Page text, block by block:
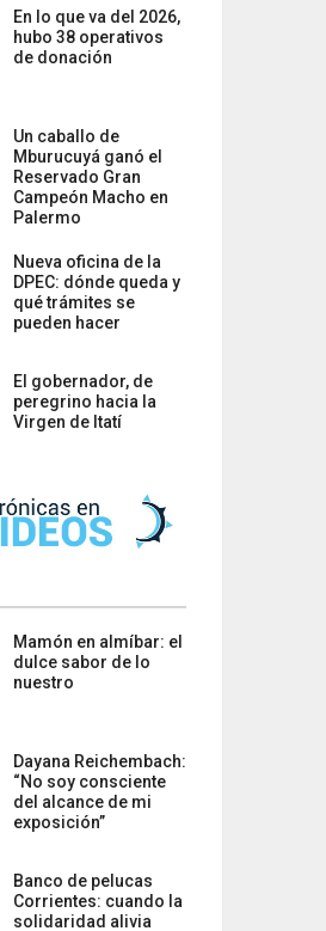
En lo que va del 2026,
hubo 38 operativos
de donación
Un caballo de
Mburucuyá ganó el
Reservado Gran
Campeón Macho en
Palermo
Nueva oficina de la
DPEC: dónde queda y
qué trámites se
pueden hacer
El gobernador, de
peregrino hacia la
Virgen de Itatí
Mamón en almíbar: el
dulce sabor de lo
nuestro
Dayana Reichembach:
“No soy consciente
del alcance de mi
exposición”
Banco de pelucas
Corrientes: cuando la
solidaridad alivia